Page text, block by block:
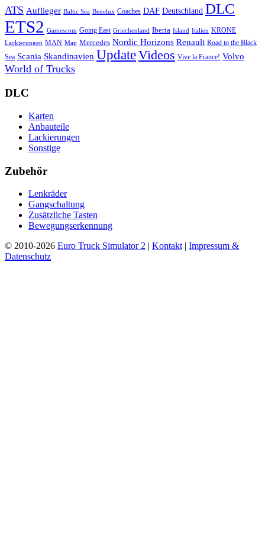
ATS Auflieger Baltic Sea Benelux Coaches DAF Deutschland DLC
ETS2 Gamescom Going East Griechenland Iberia Island Italien KRONE
Lackierungen MAN Map Mercedes Nordic Horizons Renault Road to the Black
Sea Scania Skandinavien UpdateVideos Vive la France! Volvo
World of Trucks
DLC
Karten
Anbauteile
Lackierungen
Sonstige
Zubehör
Lenkräder
Gangschaltung
Zusätzliche Tasten
Bewegungserkennung
© 2010-2026 Euro Truck Simulator 2 | Kontakt | Impressum &
Datenschutz